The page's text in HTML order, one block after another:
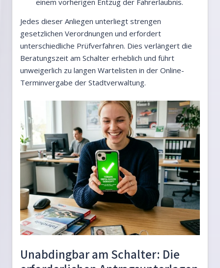
Jedes dieser Anliegen unterliegt strengen
gesetzlichen Verordnungen und erfordert
unterschiedliche Prüfverfahren. Dies verlängert die
Beratungszeit am Schalter erheblich und führt
unweigerlich zu langen Wartelisten in der Online-
Terminvergabe der Stadtverwaltung.
Unabdingbar am Schalter: Die